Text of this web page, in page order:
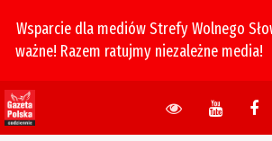
Wsparcie dla mediów Strefy Wolnego
ważne! Razem ratujmy niezależne media!